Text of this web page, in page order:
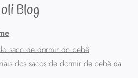
Blog
saco de dormir do bebê
dos sacos de dormir de bebê da